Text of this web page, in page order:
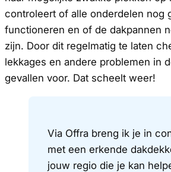
controleert of alle onderdelen nog
functioneren en of de dakpannen
zijn. Door dit regelmatig te laten
lekkages en andere problemen in
gevallen voor. Dat scheelt weer!
Via Offra breng ik je in
met een erkende
jouw regio die je kan